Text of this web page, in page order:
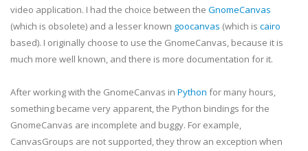
video application. I had the choice between the GnomeCanvas
(which is obsolete) and a lesser known goocanvas (which is cairo
based). I originally choose to use the GnomeCanvas, because it is
much more well known, and there is more documentation for it.
After working with the GnomeCanvas in Python for many hours,
something became very apparent, the Python bindings for the
GnomeCanvas are incomplete and buggy. For example,
CanvasGroups are not supported, they throw an exception when